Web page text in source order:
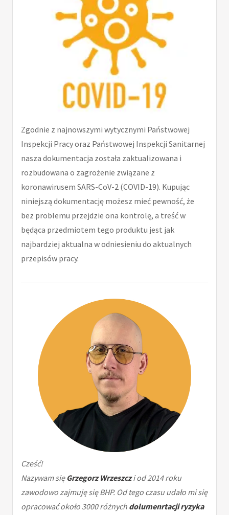
Zgodnie z najnowszymi wytycznymi Państwowej
Inspekcji Pracy oraz Państwowej Inspekcji Sanitarnej
nasza dokumentacja została zaktualizowana i
rozbudowana o zagrożenie związane z
koronawirusem SARS-CoV-2 (COVID-19). Kupując
niniejszą dokumentację możesz mieć pewność, że
bez problemu przejdzie ona kontrolę, a treść w
będąca przedmiotem tego produktu jest jak
najbardziej aktualna w odniesieniu do aktualnych
przepisów pracy.
Cześć!
Nazywam sięGrzegorz Wrzeszczi od 2014 roku
zawodowo zajmuję się BHP. Od tego czasu udało mi się
opracować około 3000 różnych dolumenrtacji ryzyka